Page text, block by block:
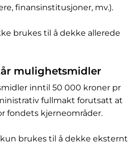
finansinstitusjoner, mv.).
brukes til å dekke allerede
mulighetsmidler
inntil 50 000 kroner pr
fullmakt forutsatt at
fondets kjerneområder.
brukes til å dekke eksternt